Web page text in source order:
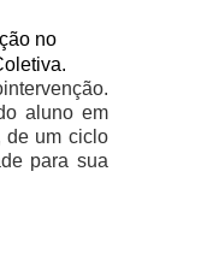
no
aluno em
de um ciclo
para sua